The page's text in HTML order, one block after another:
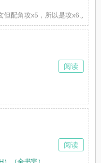
但配角攻x5，所以是攻x6.人兽
阅读
阅读